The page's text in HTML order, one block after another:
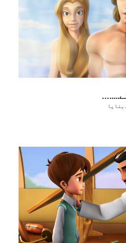
اِبتدہ میں ـ خُدا نے.....بنایا